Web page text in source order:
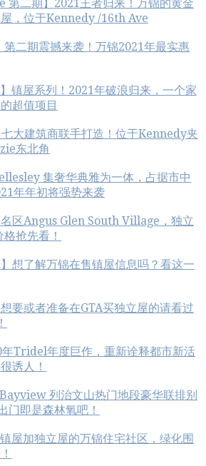
第二期】2021王者归来！万锦的黄金
，位于Kennedy /16th Ave
第二期震撼来袭！万锦2021年最实惠
镇屋系列！2021年破浪归来，一个家
超值项目
七大建筑商联手打造！位于Kennedy夹
东北角
集奢华典雅为一体，占据市中
年年初将强势来袭
区Angus Glen South Village，独立
抢先看！
】想了解万锦在售镇屋信息吗？看这一
想要或者准备在GTA买独立屋的请看过
年Tridel年度巨作，重新诠释都市新活
诱人！
列治文山热门地段豪华联排别
门即是森林氧吧！
屋加独立屋的万锦住宅社区，绿化围